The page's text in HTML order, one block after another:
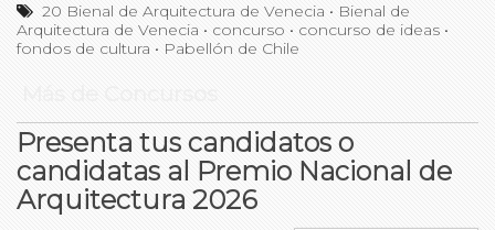
20 Bienal de Arquitectura de Venecia • Bienal de
Arquitectura de Venecia • concurso • concurso de ideas •
fondos de cultura • Pabellón de Chile
Presenta tus candidatos o
candidatas al Premio Nacional de
Arquitectura 2026